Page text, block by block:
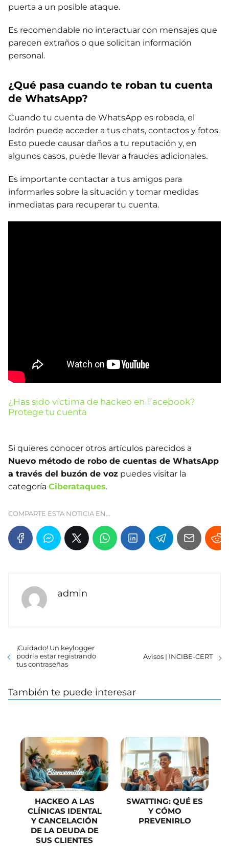
puerta a un posible ataque.
Es recomendable no interactuar con mensajes que
parecen extraños o que solicitan información
personal.
¿Qué pasa cuando te roban tu cuenta
de WhatsApp?
Cuando tu cuenta de WhatsApp es robada, el
ladrón puede acceder a tus chats, contactos y fotos.
Esto puede causar daños a tu reputación y, en
algunos casos, puede llevar a fraudes adicionales.
Es importante contactar a tus amigos para
informarles sobre la situación y tomar medidas
inmediatas para recuperar tu cuenta.
¿Has sido víctima de hackeo en Facebook?
Protege tu cuenta
Si quieres conocer otros artículos parecidos a
Nuevo método de robo de cuentas de WhatsApp
a través del buzón de voz puedes visitar la
categoría Ciberataques.
COMPARTE ESTA NOTICIA EN...
admin
¡Cuidado! Un keylogger
podría estar registrando
tus contraseñas
Avisos | INCIBE-CERT
También te puede interesar
HACKEO A LAS
CLÍNICAS IDENTAL
Y CANCELACIÓN
DE LA DEUDA DE
SUS CLIENTES
SWATTING: QUÉ ES
Y CÓMO
PREVENIRLO